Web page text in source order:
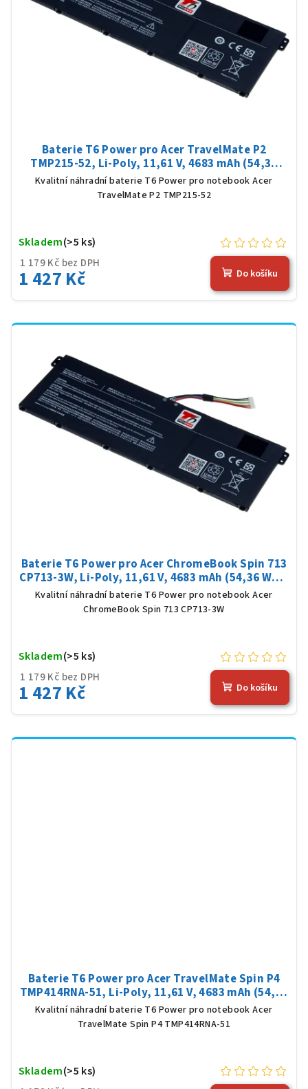
Baterie T6 Power pro Acer TravelMate P2
TMP215-52, Li-Poly, 11,61 V, 4683 mAh (54,36
Wh), černá
Kvalitní náhradní baterie T6 Power pro notebook Acer
TravelMate P2 TMP215-52
1 179 Kč bez DPH
1 427 Kč
Skladem(>5 ks)
Do košíku
Baterie T6 Power pro Acer ChromeBook Spin 713
CP713-3W, Li-Poly, 11,61 V, 4683 mAh (54,36 Wh),
černá
Kvalitní náhradní baterie T6 Power pro notebook Acer
ChromeBook Spin 713 CP713-3W
1 179 Kč bez DPH
1 427 Kč
Skladem(>5 ks)
Do košíku
Baterie T6 Power pro Acer TravelMate Spin P4
TMP414RNA-51, Li-Poly, 11,61 V, 4683 mAh (54,36
Wh), černá
Kvalitní náhradní baterie T6 Power pro notebook Acer
TravelMate Spin P4 TMP414RNA-51
Skladem(>5 ks)